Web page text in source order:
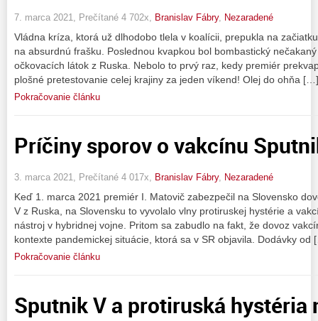
7. marca 2021, Prečítané 4 702x, Branislav Fábry, Nezaradené
Vládna kríza, ktorá už dlhodobo tlela v koalícii, prepukla na
na absurdnú frašku. Poslednou kvapkou bol bombastický
očkovacích látok z Ruska. Nebolo to prvý raz, kedy premiér
plošné pretestovanie celej krajiny za jeden víkend! Olej do ohňa […]
Pokračovanie článku
Príčiny sporov o vakcínu
3. marca 2021, Prečítané 4 017x, Branislav Fábry, Nezaradené
Keď 1. marca 2021 premiér I. Matovič zabezpečil na Slovensko
V z Ruska, na Slovensku to vyvolalo vlny protiruskej hystérie a
nástroj v hybridnej vojne. Pritom sa zabudlo na fakt, že dovoz
kontexte pandemickej situácie, ktorá sa v SR objavila. Dodávky od
Pokračovanie článku
Sputnik V a protiruská hystéria